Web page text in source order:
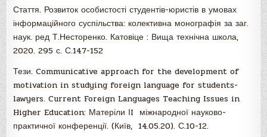
Стаття. Розвиток особистості студентів-юристів в умовах
інформаційного суспільства: колективна монографія за заг.
наук. ред Т.Несторенко. Катовіце : Вища технічна школа,
2020. 295 с. С.147-152
Тези. Communicative approach for the development of
motivation in studying foreign language for students-
lawyers. Current Foreign Languages Teaching Issues in
Higher Education: Матеріли ІI міжнародної науково-
практичної конференції. (Київ, 14.05.20). С.10-12.